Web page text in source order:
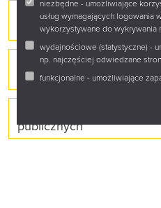
niezbędne - umożliwiające
usług wymagających
wykorzystywane do wykrywania
wydajnościowe (statystyczne) -
np. najczęściej odwiedzane
funkcjonalne - umożliwiające
Zakończył się Festiwal
– edycja VI „bliżej Natury”
Zakup nowości
publicznych
Zakup nowości
publicznych